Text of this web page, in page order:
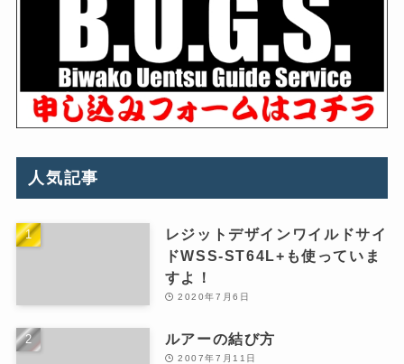
人気記事
レジットデザインワイルドサイ
ドWSS-ST64L+も使っていま
すよ！
2020年7月6日
ルアーの結び方
2007年7月11日